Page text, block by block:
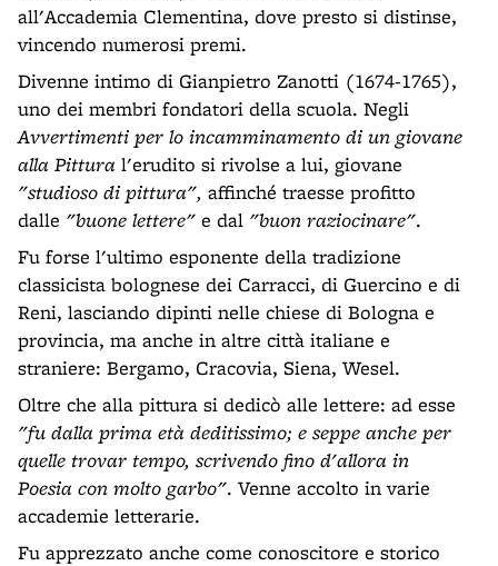
all'Accademia Clementina, dove presto si distinse,
vincendo numerosi premi.
Divenne intimo di Gianpietro Zanotti (1674-1765),
uno dei membri fondatori della scuola. Negli
Avvertimenti per lo incamminamento di un giovane
alla Pittura l'erudito si rivolse a lui, giovane
"studioso di pittura", affinché traesse profitto
dalle "buone lettere" e dal "buon raziocinare".
Fu forse l'ultimo esponente della tradizione
classicista bolognese dei Carracci, di Guercino e di
Reni, lasciando dipinti nelle chiese di Bologna e
provincia, ma anche in altre città italiane e
straniere: Bergamo, Cracovia, Siena, Wesel.
Oltre che alla pittura si dedicò alle lettere: ad esse
"fu dalla prima età deditissimo; e seppe anche per
quelle trovar tempo, scrivendo fino d'allora in
Poesia con molto garbo". Venne accolto in varie
accademie letterarie.
Fu apprezzato anche come conoscitore e storico